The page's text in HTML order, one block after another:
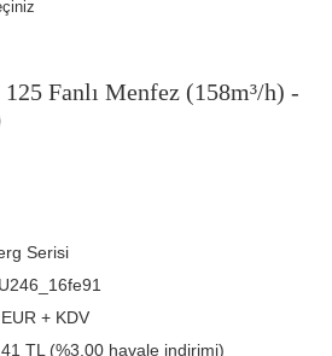
Fanlı Menfez (158m³/h) -
Serisi
+ KDV
TL (%3,00 havale indirimi)